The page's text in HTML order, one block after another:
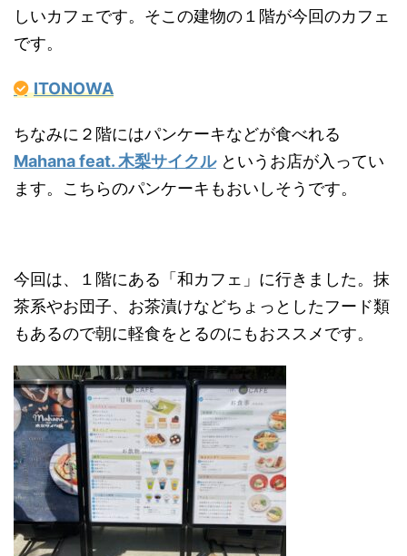
しいカフェです。そこの建物の１階が今回のカフェ
です。
ITONOWA
ちなみに２階にはパンケーキなどが食べれる
Mahana feat. 木梨サイクルというお店が入ってい
ます。こちらのパンケーキもおいしそうです。
今回は、１階にある「和カフェ」に行きました。抹
茶系やお団子、お茶漬けなどちょっとしたフード類
もあるので朝に軽食をとるのにもおススメです。